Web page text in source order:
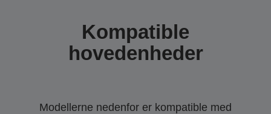
Kompatible
hovedenheder
Modellerne nedenfor er kompatible med